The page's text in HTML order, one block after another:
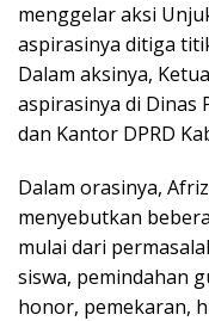
menggelar aksi
aspirasinya ditiga
Dalam aksinya,
aspirasinya di Dinas
dan Kantor DPRD
Dalam orasinya,
menyebutkan
mulai dari
siswa, pemindahan
honor, pemekaran,